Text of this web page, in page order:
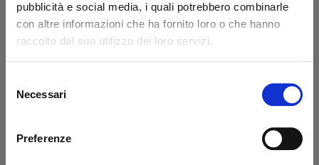
pubblicità e social media, i quali potrebbero combinarle
con altre informazioni che ha fornito loro o che hanno
raccolto dal suo utilizzo dei loro servizi.
delNecessari
Preferenze
Ottimo
fonte business profile
Sono Claudio, un cliente cileno.